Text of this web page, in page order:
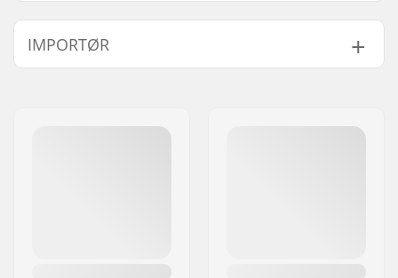
Køn:
Unisex
Beskyttelse:
skaller, EVA foam
IMPORTØR